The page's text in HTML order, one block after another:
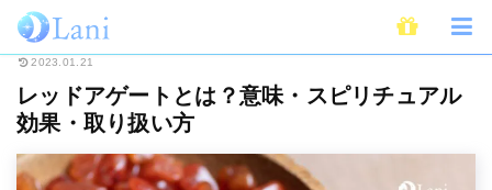
ホーム スピリチュアル レッドアゲートとは？意味・ス
2023.01.21
レッドアゲートとは？意味・スピリチュアル
効果・取り扱い方